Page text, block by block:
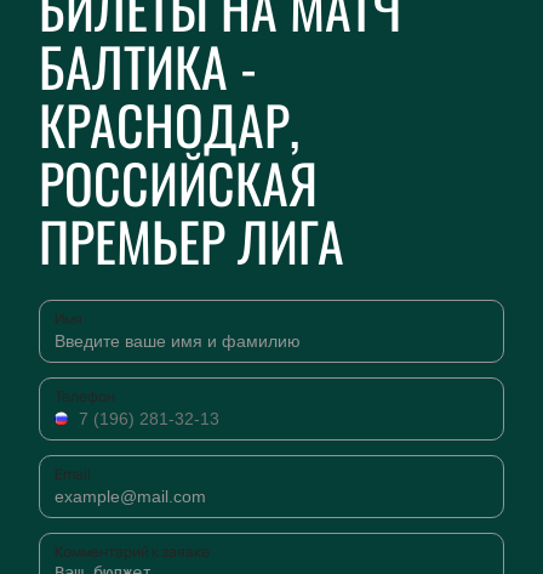
БАЛТИКА -
КРАСНОДАР,
РОССИЙСКАЯ
ПРЕМЬЕР ЛИГА
Имя
Телефон
Email
Комментарий к заявке